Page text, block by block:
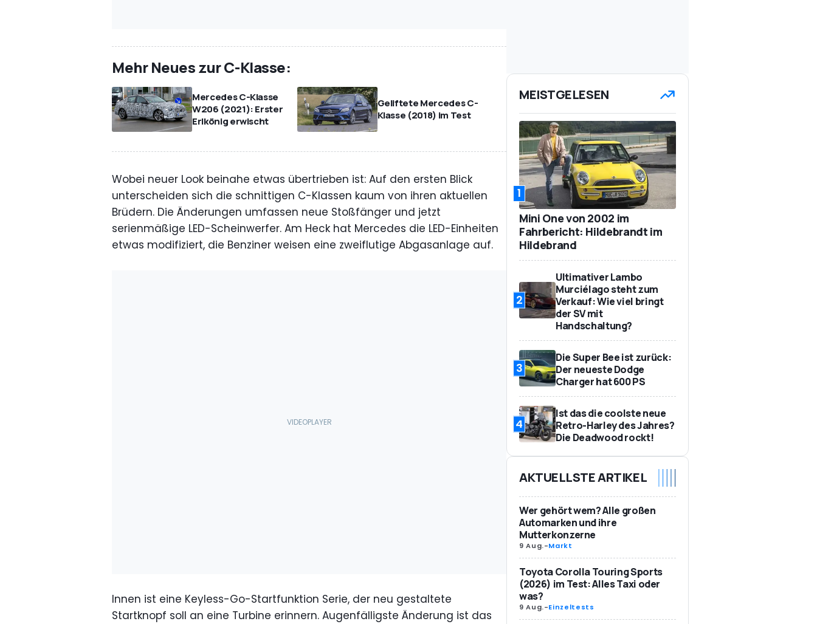
Mehr Neues zur C-Klasse:
Mercedes C-Klasse
W206 (2021): Erster
Erlkönig erwischt
Geliftete Mercedes C-
Klasse (2018) im Test
Wobei neuer Look beinahe etwas übertrieben ist: Auf den ersten Blick
unterscheiden sich die schnittigen C-Klassen kaum von ihren aktuellen
Brüdern. Die Änderungen umfassen neue Stoßfänger und jetzt
serienmäßige LED-Scheinwerfer. Am Heck hat Mercedes die LED-Einheiten
etwas modifiziert, die Benziner weisen eine zweiflutige Abgasanlage auf.
Innen ist eine Keyless-Go-Startfunktion Serie, der neu gestaltete
Startknopf soll an eine Turbine erinnern. Augenfälligste Änderung ist das
MEISTGELESEN
1
Mini One von 2002 im
Fahrbericht: Hildebrandt im
Hildebrand
2
Ultimativer Lambo
Murciélago steht zum
Verkauf: Wie viel bringt
der SV mit
Handschaltung?
3
Die Super Bee ist zurück:
Der neueste Dodge
Charger hat 600 PS
4
Ist das die coolste neue
Retro-Harley des Jahres?
Die Deadwood rockt!
AKTUELLSTE ARTIKEL
Wer gehört wem? Alle großen
Automarken und ihre
Mutterkonzerne
9 Aug.-Markt
Toyota Corolla Touring Sports
(2026) im Test: Alles Taxi oder
was?
9 Aug.-Einzeltests